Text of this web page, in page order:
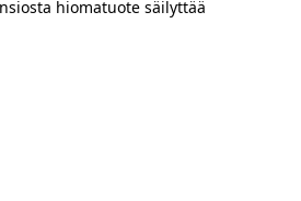
hiomatuote säilyttää